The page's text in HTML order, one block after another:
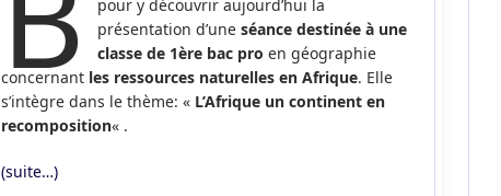
pour y découvrir aujourd’hui la
présentation d’une séance destinée à une
classe de 1ère bac pro en géographie
concernant les ressources naturelles en Afrique. Elle
s’intègre dans le thème: « L’Afrique un continent en
recomposition« .
(suite…)